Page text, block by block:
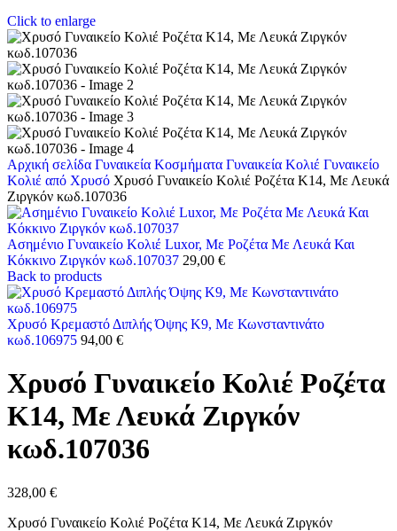
Click to enlarge
Αρχική σελίδα Γυναικεία Κοσμήματα Γυναικεία Κολιέ Γυναικείο
Κολιέ από Χρυσό Χρυσό Γυναικείο Κολιέ Ροζέτα Κ14, Με Λευκά
Ζιργκόν κωδ.107036
Ασημένιο Γυναικείο Κολιέ Luxor, Με Ροζέτα Με Λευκά Και
Κόκκινο Ζιργκόν κωδ.107037 29,00 €
Back to products
Χρυσό Κρεμαστό Διπλής Όψης K9, Με Κωνσταντινάτο
κωδ.106975 94,00 €
Χρυσό Γυναικείο Κολιέ Ροζέτα
Κ14, Με Λευκά Ζιργκόν
κωδ.107036
328,00 €
Χρυσό Γυναικείο Κολιέ Ροζέτα Κ14, Με Λευκά Ζιργκόν